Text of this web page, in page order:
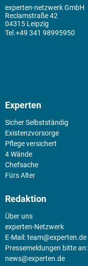
experten-netzwerk GmbH
Reclamstraße 42
04315 Leipzig
+49 341 98995950
Experten
Sicher Selbstständig
Existenz­vorsorge
Pflege versichert
4 Wände
Chefsache
Fürs Alter
Redaktion
Über uns
experten-Netzwerk
E-Mail:team@experten.de
Pressemeldungen bitte an:
news@experten.de